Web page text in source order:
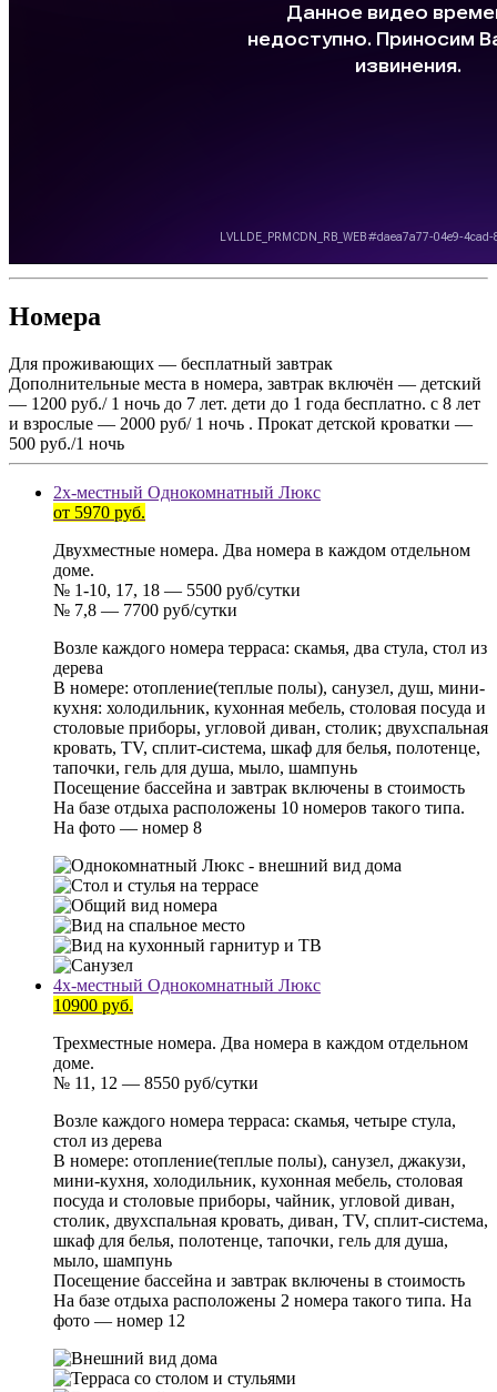
Номера
Для проживающих — бесплатный завтрак
Дополнительные места в номера, завтрак включён — детский
— 1200 руб./ 1 ночь до 7 лет. дети до 1 года бесплатно. с 8 лет
и взрослые — 2000 руб/ 1 ночь . Прокат детской кроватки —
500 руб./1 ночь
2х-местный Однокомнатный Люкс
от 5970 руб.
Двухместные номера. Два номера в каждом отдельном
доме.
№ 1-10, 17, 18 — 5500 руб/сутки
№ 7,8 — 7700 руб/сутки
Возле каждого номера терраса: скамья, два стула, стол из
дерева
В номере: отопление(теплые полы), санузел, душ, мини-
кухня: холодильник, кухонная мебель, столовая посуда и
столовые приборы, угловой диван, столик; двухспальная
кровать, TV, сплит-система, шкаф для белья, полотенце,
тапочки, гель для душа, мыло, шампунь
Посещение бассейна и завтрак включены в стоимость
На базе отдыха расположены 10 номеров такого типа.
На фото — номер 8
4х-местный Однокомнатный Люкс
10900 руб.
Трехместные номера. Два номера в каждом отдельном
доме.
№ 11, 12 — 8550 руб/сутки
Возле каждого номера терраса: скамья, четыре стула,
стол из дерева
В номере: отопление(теплые полы), санузел, джакузи,
мини-кухня, холодильник, кухонная мебель, столовая
посуда и столовые приборы, чайник, угловой диван,
столик, двухспальная кровать, диван, TV, сплит-система,
шкаф для белья, полотенце, тапочки, гель для душа,
мыло, шампунь
Посещение бассейна и завтрак включены в стоимость
На базе отдыха расположены 2 номера такого типа. На
фото — номер 12